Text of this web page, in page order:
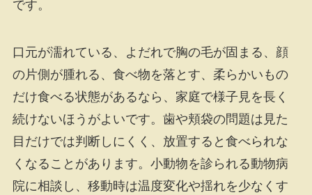
です。
口元が濡れている、よだれで胸の毛が固まる、顔
の片側が腫れる、食べ物を落とす、柔らかいもの
だけ食べる状態があるなら、家庭で様子見を長く
続けないほうがよいです。歯や頬袋の問題は見た
目だけでは判断しにくく、放置すると食べられな
くなることがあります。小動物を診られる動物病
院に相談し、移動時は温度変化や揺れを少なくす